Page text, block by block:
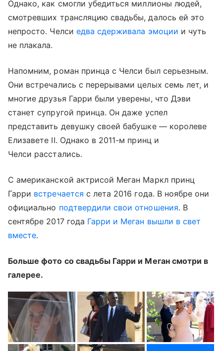
Однако, как смогли убедиться миллионы людей,
смотревших трансляцию свадьбы, далось ей это
непросто. Челси едва сдерживала эмоции и чуть
не плакала.
Напомним, роман принца с Челси был серьезным.
Они встречались с перерывами целых семь лет, и
многие друзья Гарри были уверены, что Дэви
станет супругой принца. Он даже успел
представить девушку своей бабушке — королеве
Елизавете II. Однако в 2011-м принц и
Челси расстались.
С американской актрисой Меган Маркл принц
Гарри встречается с лета 2016 года. В ноябре они
официально подтвердили свои отношения. В
сентябре 2017 года Гарри и Меган вышли в свет
вместе.
Больше фото со свадьбы Гарри и Меган смотри в
галерее.